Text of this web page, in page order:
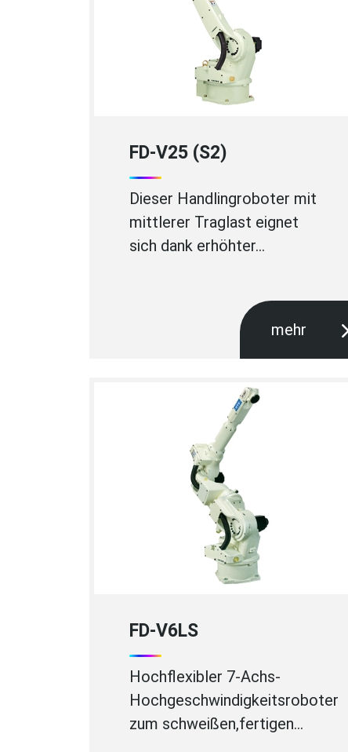
FD-V25 (S2)
Dieser Handlingroboter mit
mittlerer Traglast eignet
sich dank erhöhter…
mehr
FD-V6LS
Hochflexibler 7-Achs-
Hochgeschwindigkeitsroboter
zum schweißen,fertigen…